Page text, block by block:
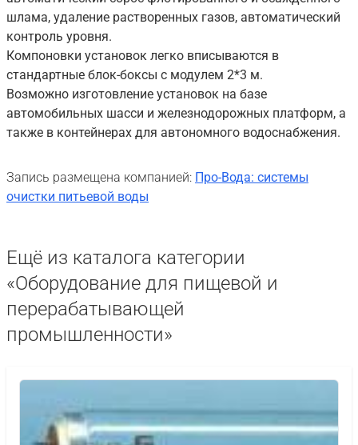
шлама, удаление растворенных газов, автоматический
контроль уровня.
Компоновки установок легко вписываются в
стандартные блок-боксы с модулем 2*3 м.
Возможно изготовление установок на базе
автомобильных шасси и железнодорожных платформ, а
также в контейнерах для автономного водоснабжения.
Запись размещена компанией: Про-Вода: системы
очистки питьевой воды
Ещё из каталога категории
«Оборудование для пищевой и
перерабатывающей
промышленности»